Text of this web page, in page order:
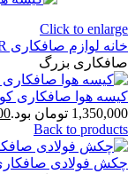
Click to enlarge
خانه لوازم صافکاری PDR
صافکاری بزرگ
کیسه هوا صافکاری
1,350,000 تومان بود.
Back to products
چکش فولادی